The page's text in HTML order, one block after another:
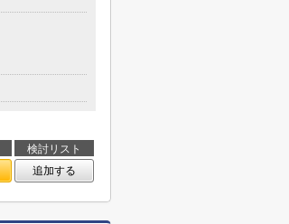
検討リスト
追加する